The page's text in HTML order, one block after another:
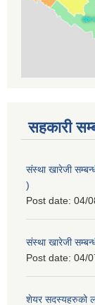
सहकारी
संस्था खारेजी
)
Post date: 04/
संस्था खारेजी
Post date: 04/
शेयर सदस्यहरुको